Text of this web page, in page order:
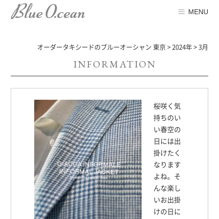
MENU
オーダータキシードのブルーオーシャン 東京 >2024年>3月
INFORMATION
桜咲く気
持ちのい
い春空の
日には出
掛けたく
なります
よね。そ
んな楽し
いお出掛
けの日に